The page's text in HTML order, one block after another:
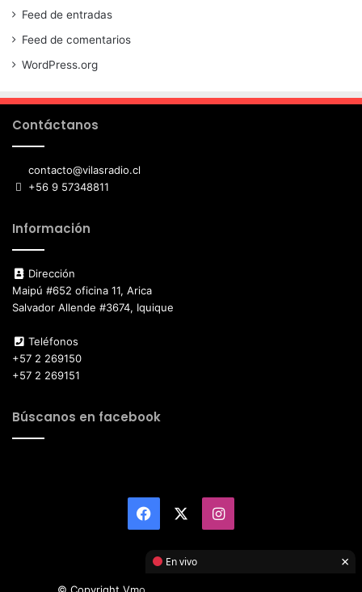
Feed de entradas
Feed de comentarios
WordPress.org
Contáctanos
contacto@vilasradio.cl
+56 9 57348811
Información
Dirección
Maipú #652 oficina 11, Arica
Salvador Allende #3674, Iquique
Teléfonos
+57 2 269150
+57 2 269151
Búscanos en facebook
Facebook Instagram
© Copyright Vmotor TI 2026, All Rights Reserved
En vivo ×